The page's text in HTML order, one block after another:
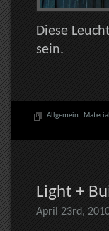
Diese
sein.
Allgemein .
Light +
April 23rd,